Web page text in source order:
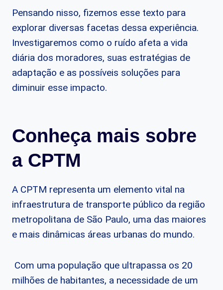
Pensando nisso, fizemos esse texto para
explorar diversas facetas dessa experiência.
Investigaremos como o ruído afeta a vida
diária dos moradores, suas estratégias de
adaptação e as possíveis soluções para
diminuir esse impacto.
Conheça mais sobre
a CPTM
A CPTM representa um elemento vital na
infraestrutura de transporte público da região
metropolitana de São Paulo, uma das maiores
e mais dinâmicas áreas urbanas do mundo.
Com uma população que ultrapassa os 20
milhões de habitantes, a necessidade de um